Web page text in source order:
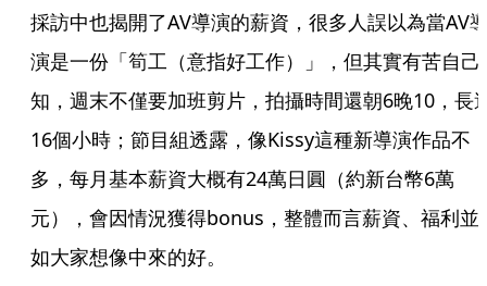
採訪中也揭開了AV導演的薪資，很多人誤以為當AV
演是一份「筍工（意指好工作）」，但其實有苦自己
知，週末不僅要加班剪片，拍攝時間還朝6晚10，長
16個小時；節目組透露，像Kissy這種新導演作品不
多，每月基本薪資大概有24萬日圓（約新台幣6萬
元），會因情況獲得bonus，整體而言薪資、福利並
如大家想像中來的好。